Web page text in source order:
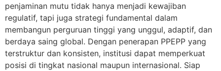
penjaminan mutu tidak hanya menjadi kewajiban
regulatif, tapi juga strategi fundamental dalam
membangun perguruan tinggi yang unggul, adaptif, dan
berdaya saing global. Dengan penerapan PPEPP yang
terstruktur dan konsisten, institusi dapat memperkuat
posisi di tingkat nasional maupun internasional. Siap